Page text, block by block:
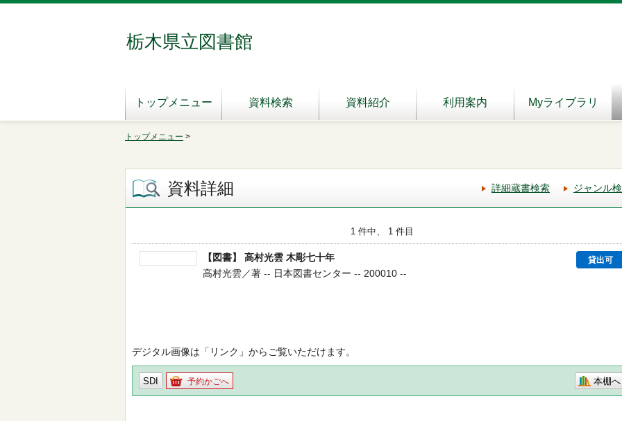
栃木県立図書館
トップメニュー 資料検索 資料紹介 利用案内 Myライブラリ
トップメニュー >
資料詳細 詳細蔵書検索 ジャンル
1 件中、 1 件目
【図書】 高村光雲 木彫七十年 貸出可
高村光雲／著 -- 日本図書センター -- 200010 --
デジタル画像は「リンク」からご覧いただけます。
SDI 予約かごへ 本棚へ